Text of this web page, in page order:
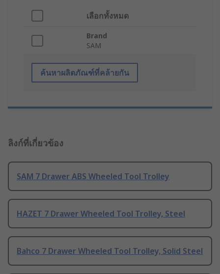
เลือกทั้งหมด
Brand
SAM
ค้นหาผลิตภัณฑ์ที่คล้ายกัน
ลิงก์ที่เกี่ยวข้อง
SAM 7 Drawer ABS Wheeled Tool Trolley
HAZET 7 Drawer Wheeled Tool Trolley, Steel
Bahco 7 Drawer Wheeled Tool Trolley, Solid Steel